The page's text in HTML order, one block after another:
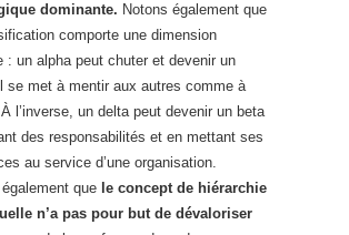
dominante. Notons également que
comporte une dimension
: un alpha peut chuter et devenir un
se met à mentir aux autres comme à
l’inverse, un delta peut devenir un beta
des responsabilités et en mettant ses
au service d’une organisation.
que le concept de hiérarchie
n’a pas pour but de dévaloriser